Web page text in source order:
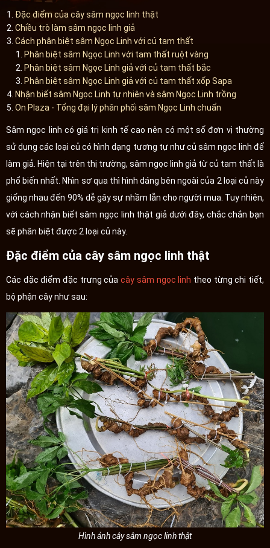
Đặc điểm của cây sâm ngọc linh thật
Chiều trò làm sâm ngọc linh giả
Cách phân biệt sâm Ngọc Linh với củ tam thất
Phân biệt sâm Ngọc Linh với tam thất ruột vàng
Phân biệt sâm Ngọc Linh giả với củ tam thất bắc
Phân biệt sâm Ngọc Linh giả với củ tam thất xốp Sapa
Nhận biết sâm Ngọc Linh tự nhiên và sâm Ngọc Linh trồng
On Plaza - Tổng đại lý phân phối sâm Ngọc Linh chuẩn
Sâm ngọc linh có giá trị kinh tế cao nên có một số đơn vị thường
sử dụng các loại củ có hình dạng tương tự như củ sâm ngọc linh để
làm giả. Hiện tại trên thị trường, sâm ngọc linh giả từ củ tam thất là
phổ biến nhất. Nhìn sơ qua thì hình dáng bên ngoài của 2 loại củ này
giống nhau đến 90% dễ gây sự nhầm lẫn cho người mua. Tuy nhiên,
với cách nhận biết sâm ngọc linh thật giả dưới đây, chắc chắn bạn
sẽ phân biệt được 2 loại củ này.
Đặc điểm của cây sâm ngọc linh thật
Các đặc điểm đặc trưng củacây sâm ngọc linh theo từng chi tiết,
bộ phận cây như sau:
Hình ảnh cây sâm ngọc linh thật